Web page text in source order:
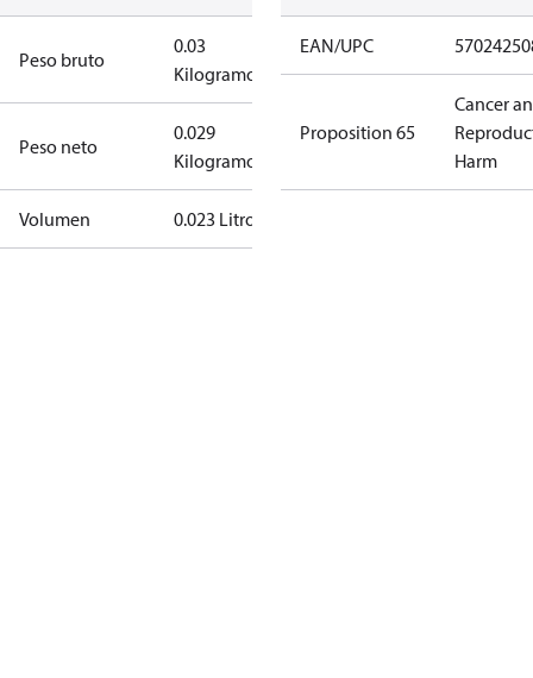
Peso bruto
0.03
Kilogramo
Peso neto
0.029
Kilogramo
Volumen 0.023 Litro
EAN/UPC
Proposition 65
Cancer
Harm